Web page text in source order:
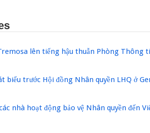
lên tiếng hậu thuẫn Phòng Thông
biểu trước Hội đồng Nhân quyền LHQ ở
nhà hoạt động bảo vệ Nhân quyền đến